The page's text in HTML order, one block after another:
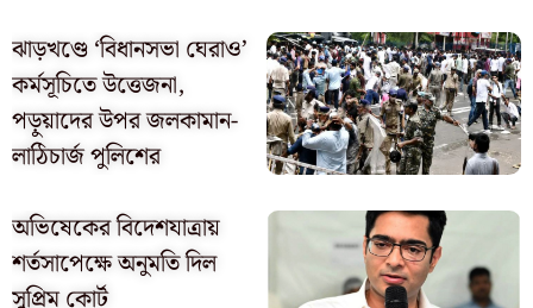
ঝাড়খণ্ডে ‘বিধানসভা ঘেরাও’
কর্মসূচিতে উত্তেজনা,
পড়ুয়াদের উপর জলকামান-
লাঠিচার্জ পুলিশের
অভিষেকের বিদেশযাত্রায়
শর্তসাপেক্ষে অনুমতি দিল
সুুপ্রিম কোর্ট